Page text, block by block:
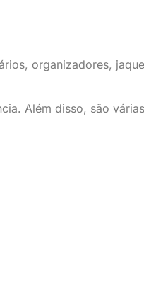
organizadores,
Além disso, são